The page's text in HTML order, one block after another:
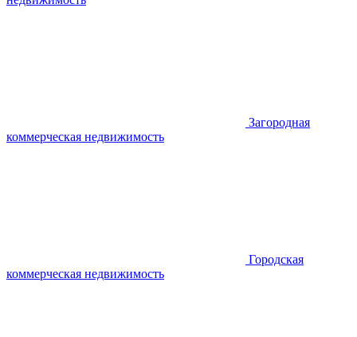
Загородная
коммерческая недвижимость
Городская
коммерческая недвижимость